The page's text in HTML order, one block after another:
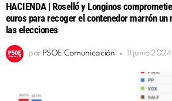
HACIENDA | Roselló y Longinos
euros para recoger el contenedor marrón un
las elecciones
por PSOE Comunicación 11 junio